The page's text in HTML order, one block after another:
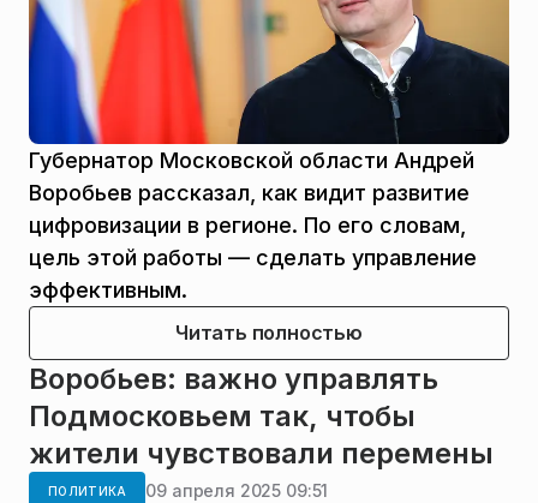
Губернатор Московской области Андрей
Воробьев рассказал, как видит развитие
цифровизации в регионе. По его словам,
цель этой работы — сделать управление
эффективным.
Читать полностью
Воробьев: важно управлять
Подмосковьем так, чтобы
жители чувствовали перемены
ПОЛИТИКА 09 апреля 2025 09:51